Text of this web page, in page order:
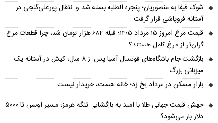
شوک فیفا به منصوریان؛ پنجره الطلبه بسته شد و انتقال پورعلی‌گنجی در
آستانه فروپاشی قرار گرفت
قیمت مرغ امروز ۱۵ مرداد ۱۴۰۵؛ فیله ۶۸۴ هزار تومان شد، چرا قطعات مرغ
گران‌تر از مرغ کامل هستند؟
بازگشت جام باشگاه‌های فوتسال آسیا پس از ۸ سال؛ کیش در آستانه یک
میزبانی بزرگ
بازار مسکن در مرداد یخ زد؛ خانه هست، خریدار نیست
جهش قیمت جهانی طلا با امید به بازگشایی تنگه هرمز؛ مسیر اونس تا ۵۰۰۰
دلار باز می‌شود؟